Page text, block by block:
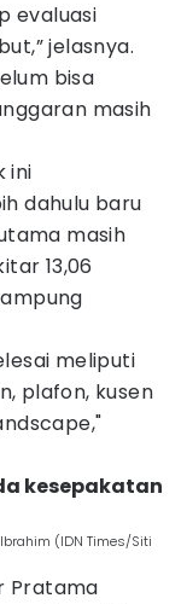
evaluasi
jelasnya.
bisa
masih
ini
dahulu baru
masih
13,06
meliputi
plafon, kusen
kesepakatan
(IDN Times/Siti
Pratama